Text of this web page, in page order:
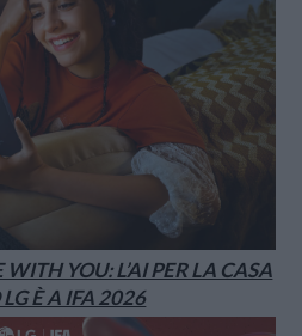
YOU: L’AI PER LA CASA
È A IFA 2026